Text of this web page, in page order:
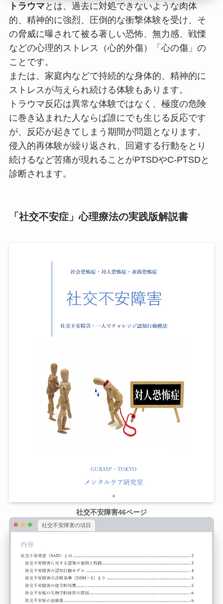
トラウマ とは、過去に対処できないような肉体
的、精神的に強烈、圧倒的な衝撃体験を受け、そ
の脅威に曝されて被る著しい恐怖、無力感、戦慄
などの心理的ストレス（心的外傷）「心の傷」の
ことです。
または、家庭内などで持続的な身体的、精神的に
ストレスが与えられ続ける体験もあります。
トラウマ反応は異常な体験ではなく、極度の危険
に巻き込まれた人ならば誰にでも生じる反応です
が、反応が起きてしまう期間が問題となります。
侵入的再体験が繰り返され、回避する行動をとり
続けるなど苦痛が現れることがPTSDやC-PTSDと
診断されます。
「社交不安症」心理療法の実践版解説書
社交不安障害46ページ
社交不安障害の項目